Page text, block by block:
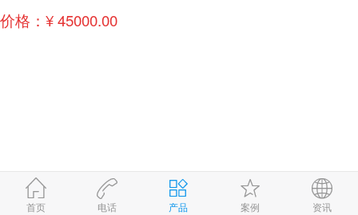
首页 电话 产品 案例 资讯
价格： ¥ 45000.00